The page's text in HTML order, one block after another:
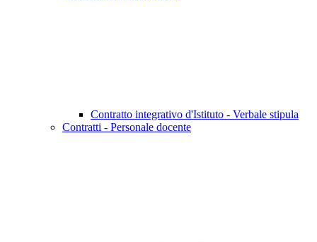
Contratto integrativo d'Istituto - Verbale stipula
Contratti - Personale docente